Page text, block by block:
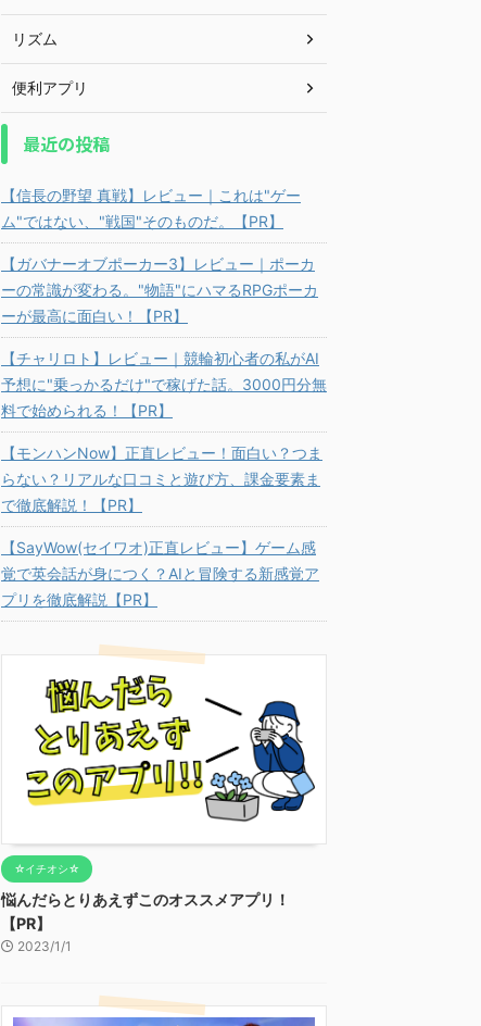
リズム
便利アプリ
最近の投稿
【信長の野望 真戦】レビュー｜これは"ゲー
ム"ではない、"戦国"そのものだ。【PR】
【ガバナーオブポーカー3】レビュー｜ポーカ
ーの常識が変わる。"物語"にハマるRPGポーカ
ーが最高に面白い！【PR】
【チャリロト】レビュー｜競輪初心者の私がAI
予想に"乗っかるだけ"で稼げた話。3000円分無
料で始められる！【PR】
【モンハンNow】正直レビュー！面白い？つま
らない？リアルな口コミと遊び方、課金要素ま
で徹底解説！【PR】
【SayWow(セイワオ)正直レビュー】ゲーム感
覚で英会話が身につく？AIと冒険する新感覚ア
プリを徹底解説【PR】
☆イチオシ☆
悩んだらとりあえずこのオススメアプリ！
【PR】
2023/1/1